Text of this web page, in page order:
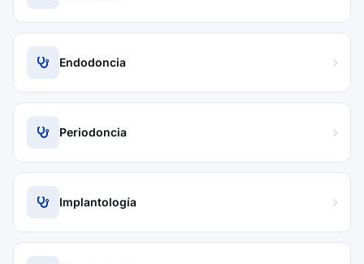
Endodoncia
Periodoncia
Implantología